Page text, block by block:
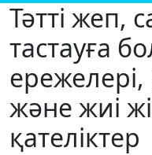
Тәтті жеп,
тастауға
және жиі
қателіктер